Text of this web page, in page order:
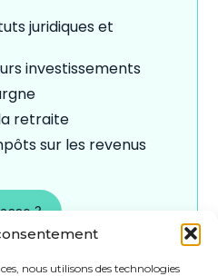
nous utilisons des technologies
juridiques et
investissements
retraite
sur les revenus
?